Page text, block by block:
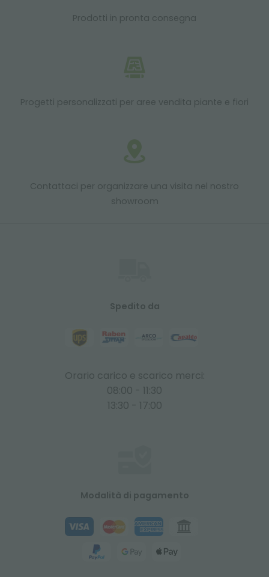
Prodotti in pronta consegna
Progetti personalizzati per aree vendita piante e fiori
Contattaci per organizzare una visita nel nostro
showroom
Spedito da
Orario carico e scarico merci:
08:00 - 11:30
13:30 - 17:00
Modalità di pagamento